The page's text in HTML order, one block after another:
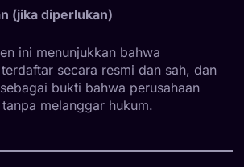
(jika diperlukan)
ini menunjukkan bahwa
secara resmi dan sah, dan
bukti bahwa perusahaan
melanggar hukum.